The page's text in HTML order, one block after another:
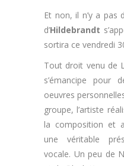
Et non, il n’y a pas
d’Hildebrandt
sortira ce vendredi
Tout droit venu de
s’émancipe pour
oeuvres
groupe, l’artiste
la composition et
une véritable
vocale. Un peu de